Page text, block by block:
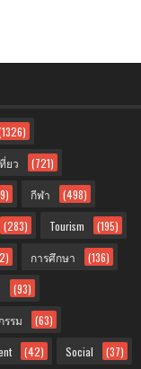
ยว (721)
กีฬา (498)
(283) Tourism (195)
การศึกษา (136)
(93)
รรม (63)
(42) Social (37)